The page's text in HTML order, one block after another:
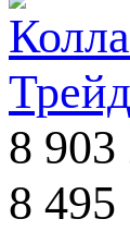
8 903
8 495